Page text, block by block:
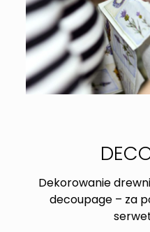
Dekorowanie
decoupage – za